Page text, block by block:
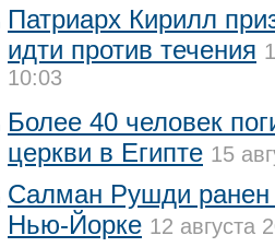
Патриарх Кирилл
идти против течения
10:03
Более 40 человек
церкви в Египте 15
Салман Рушди ранен
Нью-Йорке 12 августа